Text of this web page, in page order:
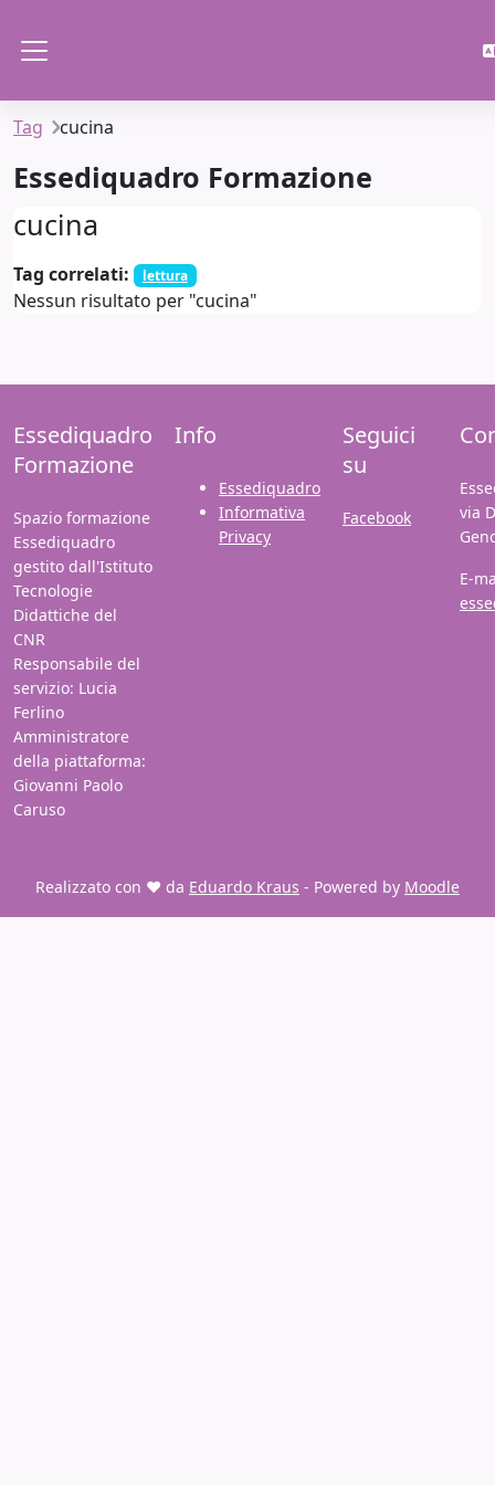
Tag cucina
Essediquadro Formazione
cucina
Tag correlati: lettura
Nessun risultato per "cucina"
Essediquadro
Formazione
Spazio formazione
Essediquadro
gestito dall'Istituto
Tecnologie
Didattiche del
CNR
Responsabile del
servizio: Lucia
Ferlino
Amministratore
della piattaforma:
Giovanni Paolo
Caruso
Info
Essediquadro
Informativa
Privacy
Seguici
su
Facebook
via
E-
Realizzato con ❤️ da Eduardo Kraus - Powered by Moodle